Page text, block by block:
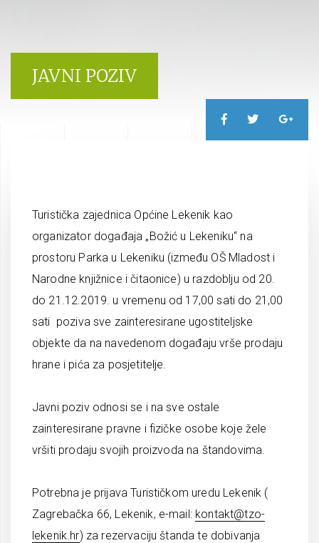
JAVNI POZIV
Turistička zajednica Općine Lekenik kao
organizator događaja „Božić u Lekeniku“ na
prostoru Parka u Lekeniku (između OŠ Mladost i
Narodne knjižnice i čitaonice) u razdoblju od 20.
do 21.12.2019. u vremenu od 17,00 sati do 21,00
sati poziva sve zainteresirane ugostiteljske
objekte da na navedenom događaju vrše prodaju
hrane i pića za posjetitelje.
Javni poziv odnosi se i na sve ostale
zainteresirane pravne i fizičke osobe koje žele
vršiti prodaju svojih proizvoda na štandovima.
Potrebna je prijava Turističkom uredu Lekenik (
Zagrebačka 66, Lekenik, e-mail: kontakt@tzo-
lekenik.hr) za rezervaciju štanda te dobivanja